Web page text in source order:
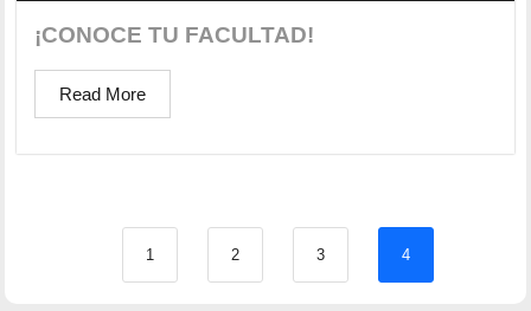
¡CONOCE TU FACULTAD!
Read More
1 2 3 4